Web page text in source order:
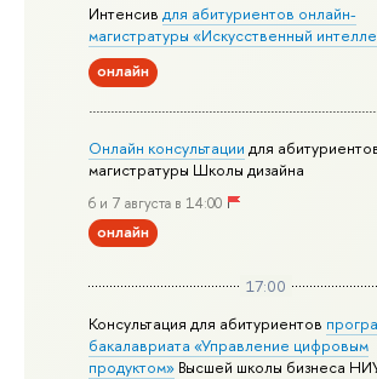
Интенсивдля абитуриентов онлайн-
магистратуры «Искусственный
онлайн
Онлайн консультации для
магистратуры Школы дизайна
6 и 7 августа в 14:00
онлайн
17:00
Консультация для абитуриентов
бакалавриата «Управление цифровым
продуктом» Высшей школы бизнеса